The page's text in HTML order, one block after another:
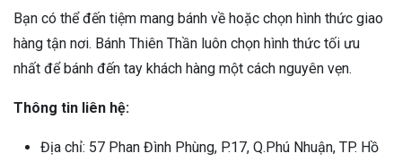
Bạn có thể đến tiệm mang bánh về hoặc chọn hình thức giao
hàng tận nơi. Bánh Thiên Thần luôn chọn hình thức tối ưu
nhất để bánh đến tay khách hàng một cách nguyên vẹn.
Thông tin liên hệ:
Địa chỉ: 57 Phan Đình Phùng, P.17, Q.Phú Nhuận, TP. Hồ